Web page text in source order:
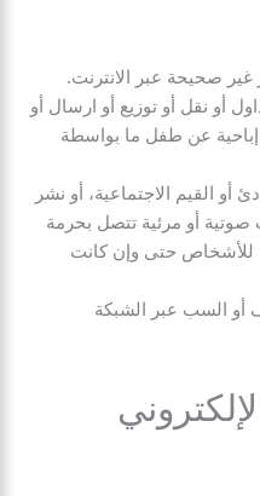
غير صحيحة عبر الانترنت.
أو نقل أو توزيع أو ارسال أو
إباحية عن طفل ما بواسطة
أو القيم الاجتماعية، أو نشر
صوتية أو مرئية تتصل بحرمة
للأشخاص حتى وإن كانت
أو السب عبر الشبكة